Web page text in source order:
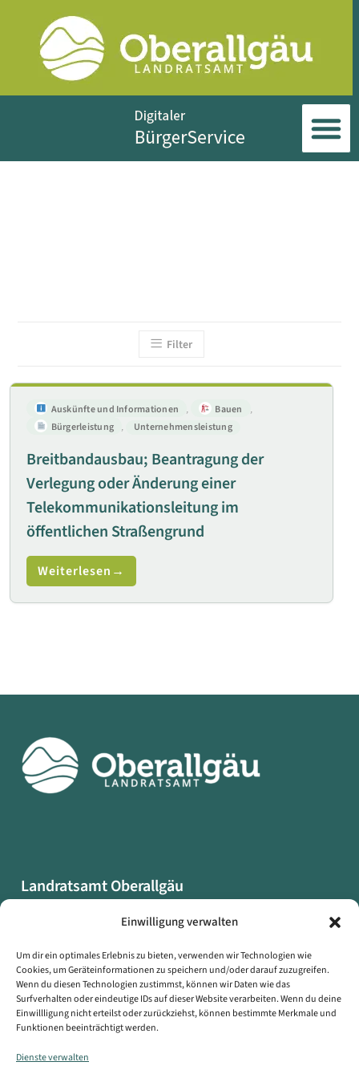
Einwilligung verwalten
Um dir ein optimales Erlebnis zu bieten, verwenden wir Technologien wie
Cookies, um Geräteinformationen zu speichern und/oder darauf zuzugreifen.
Wenn du diesen Technologien zustimmst, können wir Daten wie das
Surfverhalten oder eindeutige IDs auf dieser Website verarbeiten. Wenn du deine
Einwillligung nicht erteilst oder zurückziehst, können bestimmte Merkmale und
Funktionen beeinträchtigt werden.
Dienste verwalten
Filter
Auskünfte und Informationen , Bauen
,
Bürgerleistung , Unternehmensleistung
Breitbandausbau; Beantragung der
Verlegung oder Änderung einer
Telekommunikationsleitung im
öffentlichen Straßengrund
Weiterlesen
Landratsamt Oberallgäu
87527 Sonthofen
Datenschutzerklärung
Impressum
Erklärung zur Barrierefreiheit